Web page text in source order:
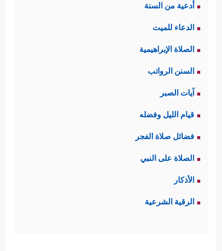
أدعية من السنة
الدعاء للميت
الصلاة الإبراهيمية
السنن الرواتب
آيات الصبر
قيام الليل وفضله
فضائل صلاة الفجر
الصلاة على النبي
الأذكار
الرقية الشرعية